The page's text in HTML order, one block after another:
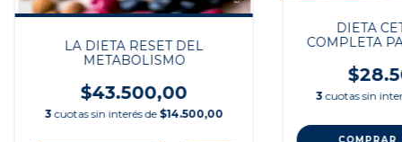
LA DIETA RESET DEL
METABOLISMO
$43.500,00
3 cuotas sin interés de $14.500,00
DIETA
COMPLETA
3 cuotas sin